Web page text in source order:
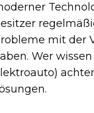
mit der
Wer